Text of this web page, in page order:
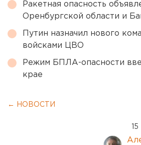
Ракетная опасность
Оренбургской области и
Путин назначил нового
войсками ЦВО
Режим БПЛА-опасности
крае
← НОВОСТИ